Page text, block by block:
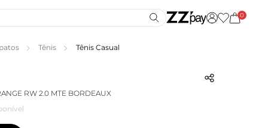
0
Tênis Tênis Casual
RW 2.0 MTE BORDEAUX